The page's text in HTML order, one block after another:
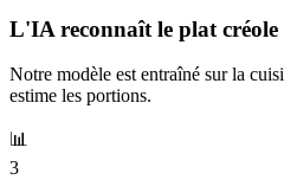
L'IA reconnaît le plat créole
Notre modèle est entraîné sur la
estime les portions.
📊
3